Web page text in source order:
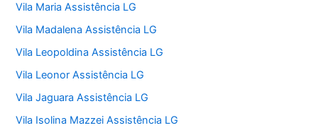
Vila Maria Assistência LG
Vila Madalena Assistência LG
Vila Leopoldina Assistência LG
Vila Leonor Assistência LG
Vila Jaguara Assistência LG
Vila Isolina Mazzei Assistência LG